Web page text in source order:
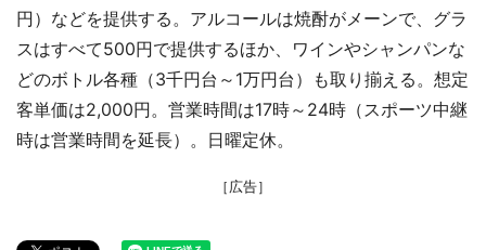
円）などを提供する。アルコールは焼酎がメーンで、グラ
スはすべて500円で提供するほか、ワインやシャンパンな
どのボトル各種（3千円台～1万円台）も取り揃える。想定
客単価は2,000円。営業時間は17時～24時（スポーツ中継
時は営業時間を延長）。日曜定休。
［広告］